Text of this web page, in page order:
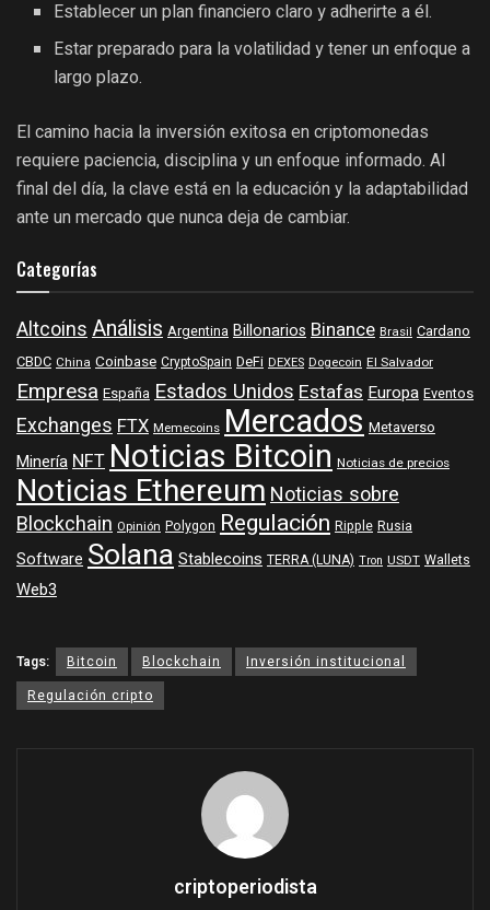
Establecer un plan financiero claro y adherirte a él.
Estar preparado para la volatilidad y tener un enfoque a
largo plazo.
El camino hacia la inversión exitosa en criptomonedas
requiere paciencia, disciplina y un enfoque informado. Al
final del día, la clave está en la educación y la adaptabilidad
ante un mercado que nunca deja de cambiar.
Categorías
Altcoins Análisis Argentina Billonarios Binance Brasil Cardano
CBDC China Coinbase CryptoSpain DeFi DEXES Dogecoin El Salvador
Empresa España Estados Unidos Estafas Europa Eventos
Exchanges FTX Memecoins Mercados Metaverso
MineríaNFTNoticias Bitcoin Noticias de precios
Noticias EthereumNoticias sobre
Blockchain Opinión Polygon Regulación Ripple Rusia
Software SolanaStablecoins TERRA (LUNA) Tron USDT Wallets
Web3
Tags: Bitcoin Blockchain
Inversión institucional
Regulación cripto
criptoperiodista